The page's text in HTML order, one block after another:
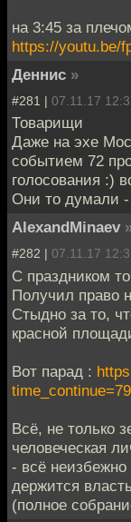
на 3:45 за
https://youtu.be/
Деннис »
#281 | 07.11.17
Товарищи
Даже на эхе
событием 72
голосования :)
Они то думали -
AlexandMinaev
#282 | 07.11.17
С праздником
Получил право
Стыдно за то,
красной
Вот парад :
Всё, не только
человеческая
- всё
держится
(полное